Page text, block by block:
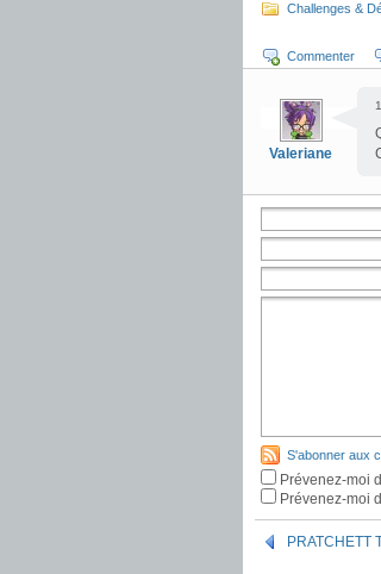
Challenges &
Commenter
Valeriane
S'abonner aux
Prévenez-moi
Prévenez-moi
PRATCHETT